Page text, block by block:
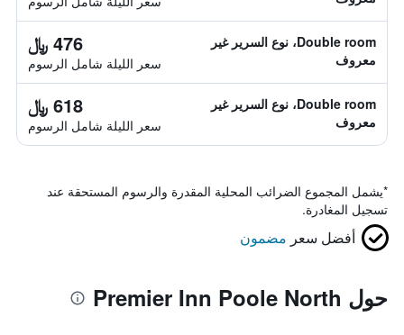
Double room، نوع السرير غير
معروف
476 ﷼
سعر الليلة شامل الرسوم
Double room، نوع السرير غير
معروف
618 ﷼
سعر الليلة شامل الرسوم
*يشمل المجموع الضرائب المحلية المقدرة والرسوم المستحقة عند
تسجيل المغادرة.
أفضل سعر مضمون
حول Premier Inn Poole North